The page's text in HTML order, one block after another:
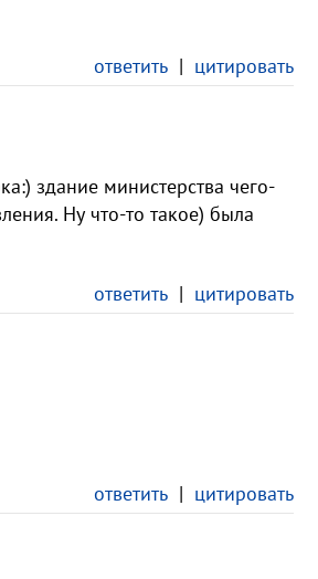
ответить| цитировать
здание министерства чего-
Ну что-то такое) была
ответить| цитировать
ответить| цитировать